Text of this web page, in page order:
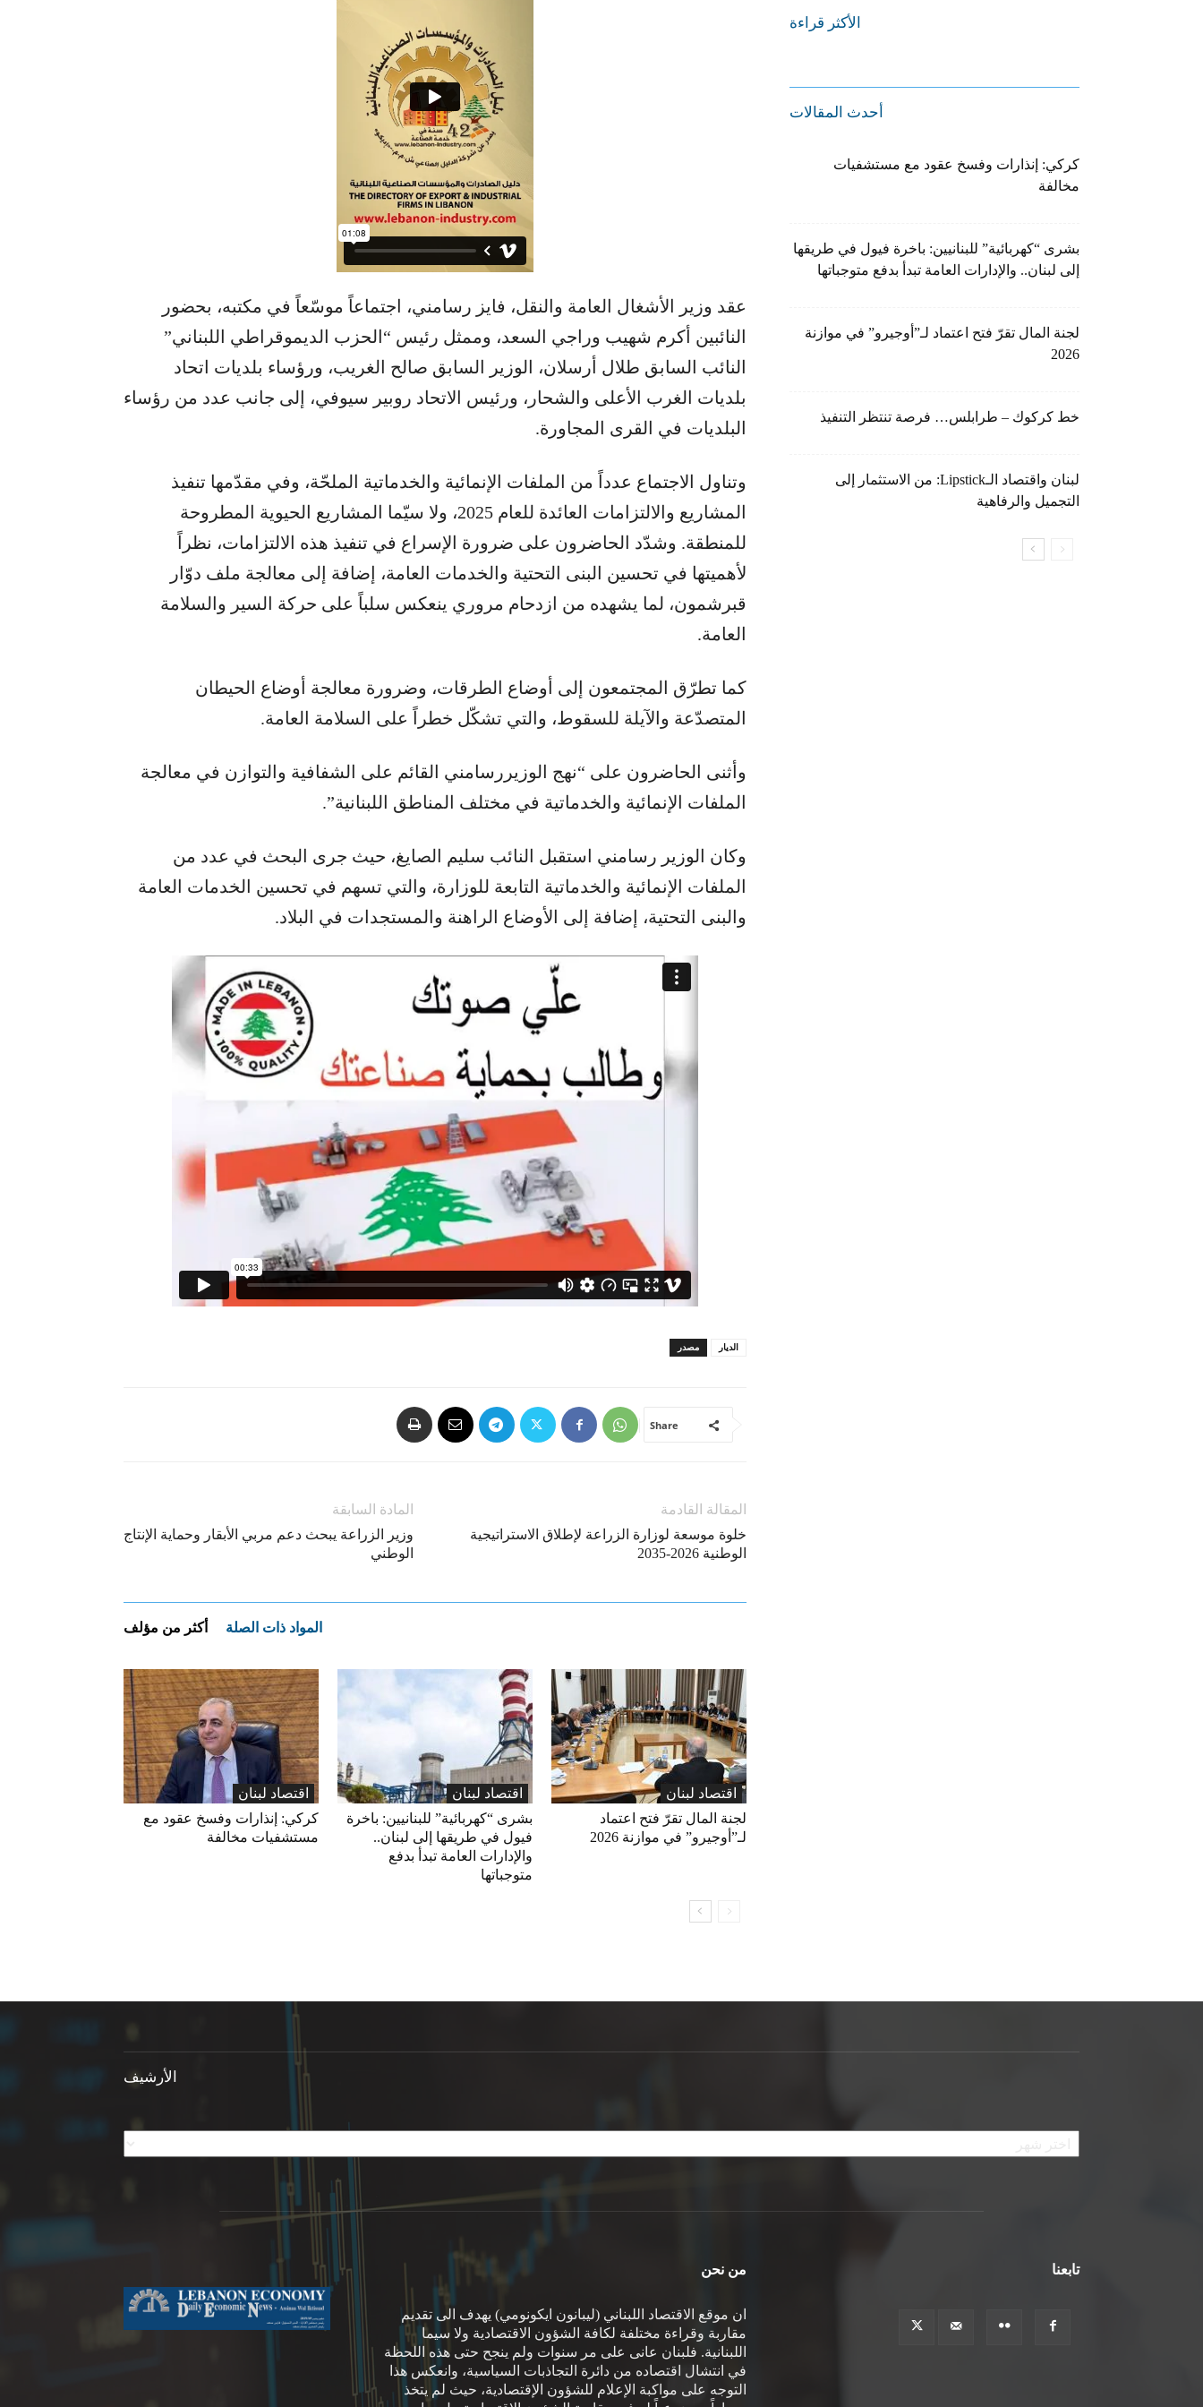
عقد وزير الأشغال العامة والنقل، فايز رسامني، اجتماعاً موسّعاً في مكتبه، بحضور
النائبين أكرم شهيب وراجي السعد، وممثل رئيس “الحزب الديموقراطي اللبناني”
النائب السابق طلال أرسلان، الوزير السابق صالح الغريب، ورؤساء بلديات اتحاد
بلديات الغرب الأعلى والشحار، ورئيس الاتحاد روبير سيوفي، إلى جانب عدد من رؤساء
البلديات في القرى المجاورة.
وتناول الاجتماع عدداً من الملفات الإنمائية والخدماتية الملحّة، وفي مقدّمها تنفيذ
المشاريع والالتزامات العائدة للعام 2025، ولا سيّما المشاريع الحيوية المطروحة
للمنطقة. وشدّد الحاضرون على ضرورة الإسراع في تنفيذ هذه الالتزامات، نظراً
لأهميتها في تحسين البنى التحتية والخدمات العامة، إضافة إلى معالجة ملف دوّار
قبرشمون، لما يشهده من ازدحام مروري ينعكس سلباً على حركة السير والسلامة
العامة.
كما تطرّق المجتمعون إلى أوضاع الطرقات، وضرورة معالجة أوضاع الحيطان
المتصدّعة والآيلة للسقوط، والتي تشكّل خطراً على السلامة العامة.
وأثنى الحاضرون على “نهج الوزيررسامني القائم على الشفافية والتوازن في معالجة
الملفات الإنمائية والخدماتية في مختلف المناطق اللبنانية”.
وكان الوزير رسامني استقبل النائب سليم الصايغ، حيث جرى البحث في عدد من
الملفات الإنمائية والخدماتية التابعة للوزارة، والتي تسهم في تحسين الخدمات العامة
والبنى التحتية، إضافة إلى الأوضاع الراهنة والمستجدات في البلاد.
مصدر الديار
Share
المادة السابقة
وزير الزراعة يبحث دعم مربي الأبقار وحماية الإنتاج
الوطني
المقالة القادمة
خلوة موسعة لوزارة الزراعة لإطلاق الاستراتيجية
الوطنية 2026-2035
المواد ذات الصلة أكثر من مؤلف
اقتصاد لبنان
كركي: إنذارات وفسخ عقود مع
مستشفيات مخالفة
اقتصاد لبنان
بشرى “كهربائية” للبنانيين: باخرة
فيول في طريقها إلى لبنان..
والإدارات العامة تبدأ بدفع
متوجباتها
اقتصاد لبنان
لجنة المال تقرّ فتح اعتماد
لـ”أوجيرو” في موازنة 2026
الأكثر قراءة
أحدث المقالات
كركي: إنذارات وفسخ عقود مع مستشفيات
مخالفة
بشرى “كهربائية” للبنانيين: باخرة فيول في طريقها
إلى لبنان.. والإدارات العامة تبدأ بدفع متوجباتها
لجنة المال تقرّ فتح اعتماد لـ”أوجيرو” في موازنة
2026
خط كركوك – طرابلس… فرصة تنتظر التنفيذ
لبنان واقتصاد الـLipstick: من الاستثمار إلى
التجميل والرفاهية
الأرشيف
الأرشيف
من نحن
ان موقع الاقتصاد اللبناني (ليبانون ايكونومي) يهدف الى تقديم
مقاربة وقراءة مختلفة لكافة الشؤون الاقتصادية ولا سيما
اللبنانية. فلبنان عانى على مر سنوات ولم ينجح حتى هذه اللحظة
في انتشال اقتصاده من دائرة التجاذبات السياسية، وانعكس هذا
التوجه على مواكبة الإعلام للشؤون الإقتصادية، حيث لم يتخذ
تابعنا